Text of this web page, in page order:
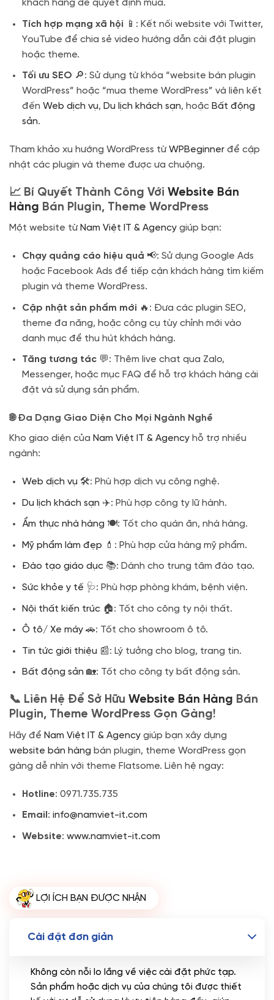
khách hàng dễ quyết định mua.
Tích hợp mạng xã hội 📱: Kết nối website với Twitter,
YouTube để chia sẻ video hướng dẫn cài đặt plugin
hoặc theme.
Tối ưu SEO 🔎: Sử dụng từ khóa “website bán plugin
WordPress” hoặc “mua theme WordPress” và liên kết
đến Web dịch vụ, Du lịch khách sạn, hoặc Bất động
sản.
Tham khảo xu hướng WordPress từWPBeginner để cập
nhật các plugin và theme được ưa chuộng.
📈 Bí Quyết Thành Công Với Website Bán
Hàng Bán Plugin, Theme WordPress
Một website từNam Việt IT & Agency giúp bạn:
Chạy quảng cáo hiệu quả 📢: Sử dụng Google Ads
hoặc Facebook Ads để tiếp cận khách hàng tìm kiếm
plugin và theme WordPress.
Cập nhật sản phẩm mới 🔥: Đưa các plugin SEO,
theme đa năng, hoặc công cụ tùy chỉnh mới vào
danh mục để thu hút khách hàng.
Tăng tương tác💬: Thêm live chat qua Zalo,
Messenger, hoặc mục FAQ để hỗ trợ khách hàng cài
đặt và sử dụng sản phẩm.
🌐 Đa Dạng Giao Diện Cho Mọi Ngành Nghề
Kho giao diện của Nam Việt IT & Agency hỗ trợ nhiều
ngành:
Web dịch vụ 🛠️: Phù hợp dịch vụ công nghệ.
Du lịch khách sạn ✈️: Phù hợp công ty lữ hành.
Ẩm thực nhà hàng 🍽️: Tốt cho quán ăn, nhà hàng.
Mỹ phẩm làm đẹp 💄: Phù hợp cửa hàng mỹ phẩm.
Đào tạo giáo dục📚: Dành cho trung tâm đào tạo.
Sức khỏe y tế 🩺: Phù hợp phòng khám, bệnh viện.
Nội thất kiến trúc🏠: Tốt cho công ty nội thất.
Ô tô/ Xe máy🚗: Tốt cho showroom ô tô.
Tin tức giới thiệu 📰: Lý tưởng cho blog, trang tin.
Bất động sản 🏡: Tốt cho công ty bất động sản.
📞 Liên Hệ Để Sở Hữu Website Bán Hàng Bán
Plugin, Theme WordPress Gọn Gàng!
Hãy để Nam Việt IT & Agency giúp bạn xây dựng
website bán hàng bán plugin, theme WordPress gọn
gàng dễ nhìn với theme Flatsome. Liên hệ ngay:
Hotline: 0971.735.735
Email : info@namviet-it.com
Website: www.namviet-it.com
LỢI ÍCH BẠN ĐƯỢC NHẬN
Cài đặt đơn giản
Không còn nỗi lo lắng về việc cài đặt phức tạp.
Sản phẩm hoặc dịch vụ của chúng tôi được thiết